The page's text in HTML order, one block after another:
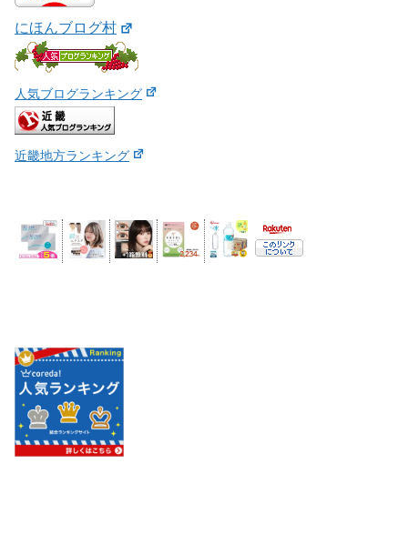
にほんブログ村
人気ブログランキング
近畿地方ランキング